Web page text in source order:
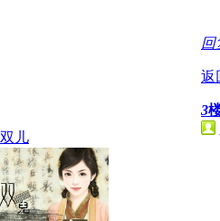
回
返
双儿
3